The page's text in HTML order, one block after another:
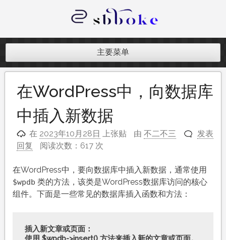
内
记录跨境电商独立站开发遇到的点点
主要菜单
在WordPress中，向数据库
中插入新数据
在 2023年10月28日 上张贴 由不二不三
发表
回复
阅读次数：617 次
在WordPress中，要向数据库中插入新数据，通常使用
$wpdb 类的方法，该类是WordPress数据库访问的核心
组件。下面是一些常见的数据库插入函数和方法：
插入新文章或页面：